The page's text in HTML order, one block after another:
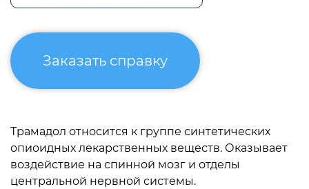
Заказать справку
Трамадол относится к группе синтетических
опиоидных лекарственных веществ. Оказывает
воздействие на спинной мозг и отделы
центральной нервной системы.